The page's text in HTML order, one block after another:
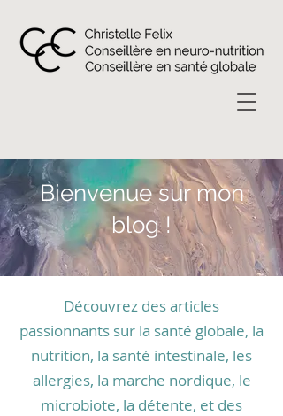
Bienvenue sur mon
blog !
Découvrez des articles
passionnants sur la santé globale, la
nutrition, la santé intestinale, les
allergies, la marche nordique, le
microbiote, la détente, et des